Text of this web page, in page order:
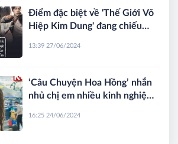
Điểm đặc biệt về 'Thế Giới Võ
Hiệp Kim Dung' đang chiếu
13:39 27/06/2024
‘Câu Chuyện Hoa Hồng’ nhắn
nhủ chị em nhiều kinh nghiệm
16:25 24/06/2024